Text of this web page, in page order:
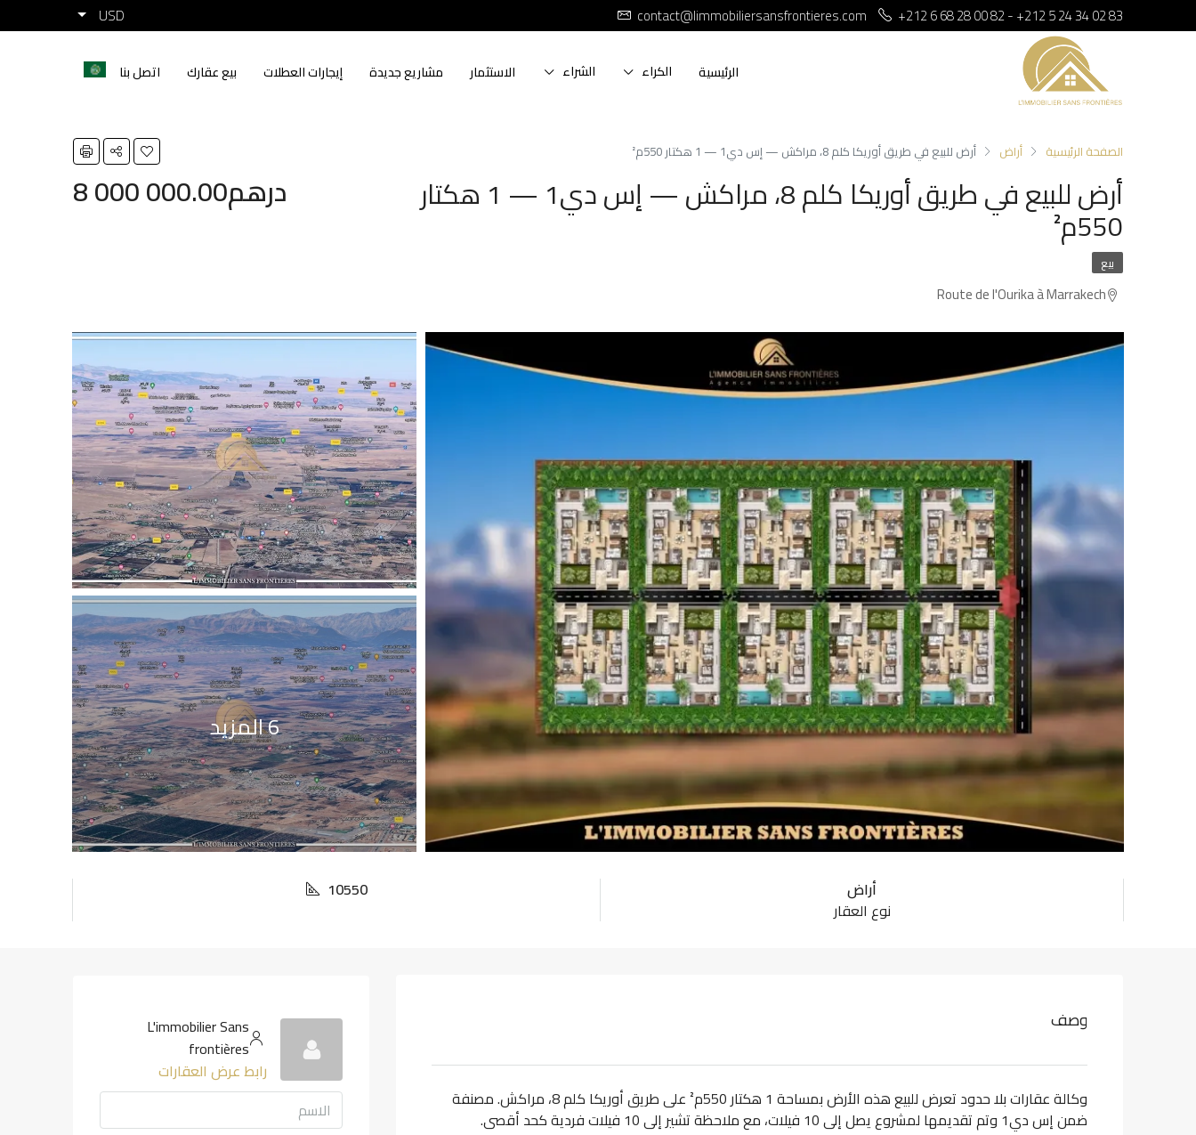
+212 6 68 28 00 82 - +212 5 24 34 02 83
contact@limmobiliersansfrontieres.com
USD
الرئيسية الكراء الشراء الاستثمار مشاريع جديدة إيجارات العطلات بيع عقارك اتصل بنا
الصفحة الرئيسية أراض أرض للبيع في طريق أوريكا كلم 8، مراكش — إس دي1 — 1 هكتار 550م²
أرض للبيع في طريق أوريكا كلم 8، مراكش — إس دي1 — 1 هكتار
550م²
8 000 000.00درهم
بيع
Route de l'Ourika à Marrakech
6 المزيد
أراض
نوع العقار
10550
وصف
وكالة عقارات بلا حدود تعرض للبيع هذه الأرض بمساحة 1 هكتار 550م² على طريق أوريكا كلم 8، مراكش. مصنفة
ضمن إس دي1 وتم تقديمها لمشروع يصل إلى 10 فيلات، مع ملاحظة تشير إلى 10 فيلات فردية كحد أقصى.
L'immobilier Sans
frontières
رابط عرض العقارات